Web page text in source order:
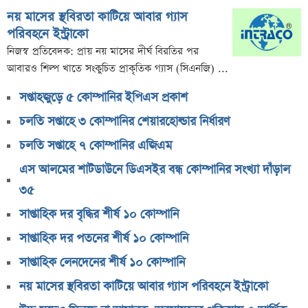
সাপ্তাহিক দর পতনের শীর্ষ ১০ কোম্পানি
সাপ্তাহিক লেনদেনের শীর্ষ ১০ কোম্পানি
মেয়ে থেকে ছেলে হলেন এসএসসি পরীক্ষার্থী
বিয়ের আগেই গর্ভবতী, মেয়েকে নদীতে ডুবিয়ে হত্যা বাবার
ভাইরাল মেসেজ নিয়ে ব্যাখ্যা দিলেন নাহিদ ইসলাম
তাপমাত্রা নিয়ে নতুন পূর্বাভাস দিল আবহাওয়া অফিস
সহপাঠীদের ব্যক্তিগত ছবি বিদেশে পাঠানোর অভিযোগে উত্তাল
ইবি
ড. ইউনূস বনাম তারেক রহমান—তুলনায় যা বললেন কাদের
সিদ্দিকী
বাজুসের নতুন ঘোষণা, রেকর্ড দামে সোনা বিক্রি শুরু
আইনি নোটিশ পাঠালেন আসিফ মাহমুদ, ৭ দিনের
আল্টিমেটাম
নয় মাসের স্থবিরতা কাটিয়ে আবার গ্যাস
পরিবহনে ইন্ট্রাকো
নিজস্ব প্রতিবেদক: প্রায় নয় মাসের দীর্ঘ বিরতির পর
আবারও শিল্প খাতে সংকুচিত প্রাকৃতিক গ্যাস (সিএনজি) ...
সপ্তাহজুড়ে ৫ কোম্পানির ইপিএস প্রকাশ
চলতি সপ্তাহে ৩ কোম্পানির শেয়ারহোল্ডার নির্ধারণ
চলতি সপ্তাহে ৭ কোম্পানির এজিএম
এস আলমের শাটডাউনে ডিএসইর বন্ধ কোম্পানির সংখ্যা দাঁড়াল
৩৫
সাপ্তাহিক দর বৃদ্ধির শীর্ষ ১০ কোম্পানি
সাপ্তাহিক দর পতনের শীর্ষ ১০ কোম্পানি
সাপ্তাহিক লেনদেনের শীর্ষ ১০ কোম্পানি
নয় মাসের স্থবিরতা কাটিয়ে আবার গ্যাস পরিবহনে ইন্ট্রাকো